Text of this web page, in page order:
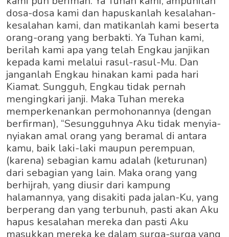
dosa-dosa kami dan hapuskanlah kesalahan-
kesalahan kami, dan matikanlah kami beserta
orang-orang yang berbakti. Ya Tuhan kami,
berilah kami apa yang telah Engkau janjikan
kepada kami melalui rasul-rasul-Mu. Dan
janganlah Engkau hinakan kami pada hari
Kiamat. Sungguh, Engkau tidak pernah
mengingkari janji. Maka Tuhan mereka
memperkenankan permohonannya (dengan
berfirman), “Sesungguhnya Aku tidak menyia-
nyiakan amal orang yang beramal di antara
kamu, baik laki-laki maupun perempuan,
(karena) sebagian kamu adalah (keturunan)
dari sebagian yang lain. Maka orang yang
berhijrah, yang diusir dari kampung
halamannya, yang disakiti pada jalan-Ku, yang
berperang dan yang terbunuh, pasti akan Aku
hapus kesalahan mereka dan pasti Aku